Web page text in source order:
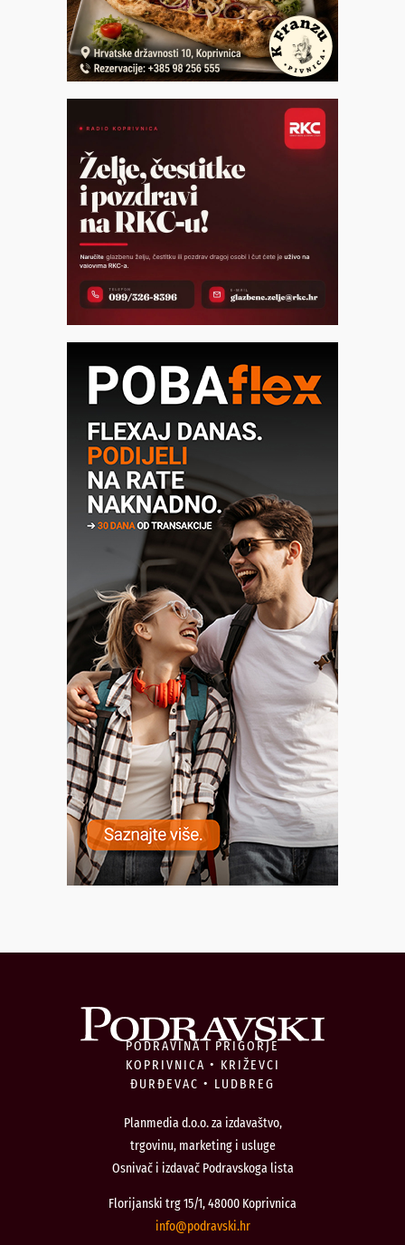
PODRAVINA I PRIGORJE
KOPRIVNICA • KRIŽEVCI
ĐURĐEVAC • LUDBREG
Planmedia d.o.o. za izdavaštvo,
trgovinu, marketing i usluge
Osnivač i izdavač Podravskoga lista
Florijanski trg 15/1, 48000 Koprivnica
rh.iksvardop
@ofni